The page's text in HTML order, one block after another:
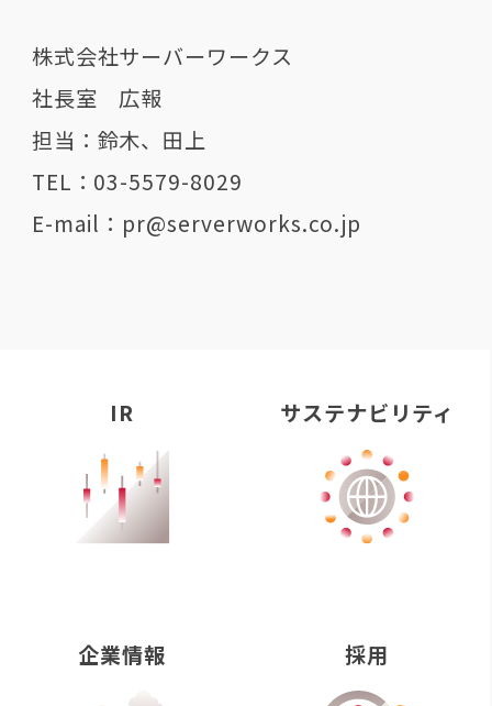
株式会社サーバーワークス
社長室 広報
担当：鈴木、田上
TEL：03-5579-8029
E-mail：pr@serverworks.co.jp
IR サステナビリティ
企業情報 採用